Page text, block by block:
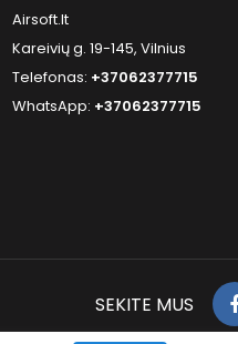
Airsoft.lt
Kareivių g. 19-145, Vilnius
Telefonas: +37062377715
WhatsApp: +37062377715
SEKITE MUS